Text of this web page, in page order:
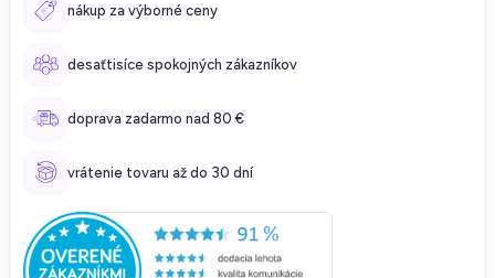
nákup za výborné ceny
desaťtisíce spokojných zákazníkov
doprava zadarmo nad 80 €
vrátenie tovaru až do 30 dní